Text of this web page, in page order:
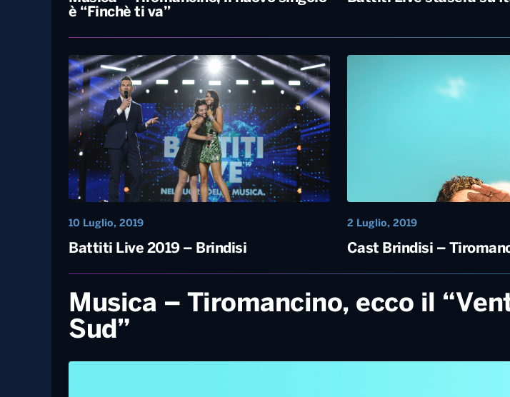
Musica – Tiromancino, il nuovo singolo
8 Settembre, 2020
Battiti Live stasera su